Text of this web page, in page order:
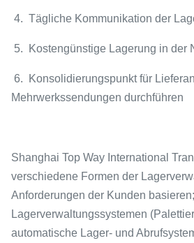
4. Tägliche Kommunikation der
5. Kostengünstige Lagerung in der
6. Konsolidierungspunkt für
Mehrwerkssendungen durchführen
Shanghai Top Way International
verschiedene Formen der
Anforderungen der Kunden
Lagerverwaltungssystemen
automatische Lager- und